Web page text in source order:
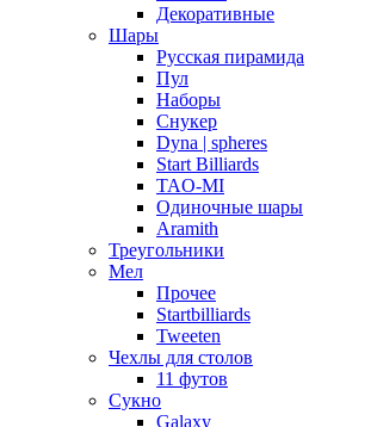
Декоративные
Шары
Русская пирамида
Пул
Наборы
Снукер
Dyna | spheres
Start Billiards
TAO-MI
Одиночные шары
Aramith
Треугольники
Мел
Прочее
Startbilliards
Tweeten
Чехлы для столов
11 футов
Сукно
Galaxy